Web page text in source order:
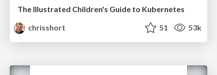
The Illustrated Children's Guide to Kubernetes
chrisshort
51 53k